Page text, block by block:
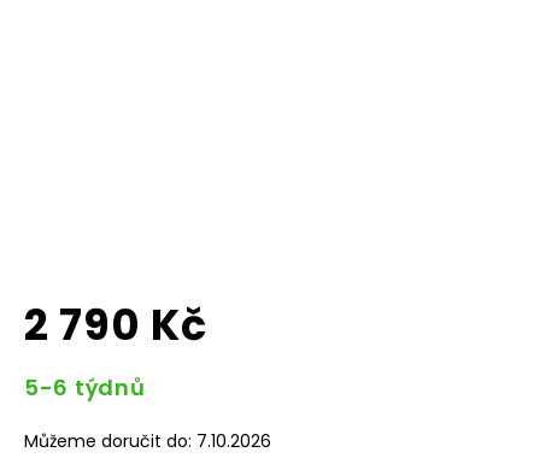
2 790 Kč
Měrná
cena:
5-6 týdnů
Můžeme doručit do: 7.10.2026